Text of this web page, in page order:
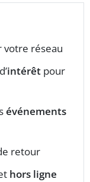
votre réseau
intérêt pour
événements
retour
hors ligne